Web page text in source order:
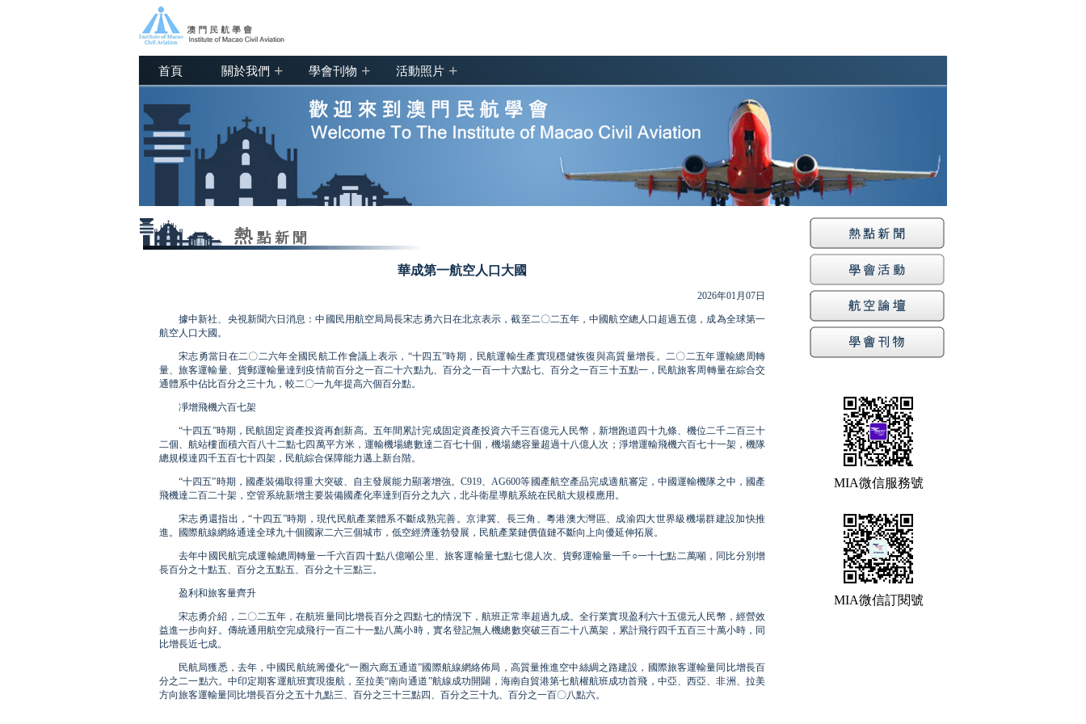
首頁 關於我們 + 學會刊物 + 活動照片 +
華成第一航空人口大國
2026年01月07日
據中新社、央視新聞六日消息：中國民用航空局局長宋志勇六日在北京表示，截至二〇二五年，中國航空總人口超過五億，成為全球第一
航空人口大國。
宋志勇當日在二〇二六年全國民航工作會議上表示，“十四五”時期，民航運輸生產實現穩健恢復與高質量增長。二〇二五年運輸總周轉
量、旅客運輸量、貨郵運輸量達到疫情前百分之一百二十六點九、百分之一百一十六點七、百分之一百三十五點一，民航旅客周轉量在綜合交
通體系中佔比百分之三十九，較二〇一九年提高六個百分點。
凈增飛機六百七架
“十四五”時期，民航固定資產投資再創新高。五年間累計完成固定資產投資六千三百億元人民幣，新增跑道四十九條、機位二千二百三十
二個、航站樓面積六百八十二點七四萬平方米，運輸機場總數達二百七十個，機場總容量超過十八億人次；淨增運輸飛機六百七十一架，機隊
總規模達四千五百七十四架，民航綜合保障能力邁上新台階。
“十四五”時期，國產裝備取得重大突破、自主發展能力顯著增強。C919、AG600等國產航空產品完成適航審定，中國運輸機隊之中，國產
飛機達二百二十架，空管系統新增主要裝備國產化率達到百分之九六，北斗衛星導航系統在民航大規模應用。
宋志勇還指出，“十四五”時期，現代民航產業體系不斷成熟完善。京津冀、長三角、粵港澳大灣區、成渝四大世界級機場群建設加快推
進。國際航線網絡通達全球九十個國家二六三個城市，低空經濟蓬勃發展，民航產業鏈價值鏈不斷向上向優延伸拓展。
去年中國民航完成運輸總周轉量一千六百四十點八億噸公里、旅客運輸量七點七億人次、貨郵運輸量一千○一十七點二萬噸，同比分別增
長百分之十點五、百分之五點五、百分之十三點三。
盈利和旅客量齊升
宋志勇介紹，二〇二五年，在航班量同比增長百分之四點七的情況下，航班正常率超過九成。全行業實現盈利六十五億元人民幣，經營效
益進一步向好。傳統通用航空完成飛行一百二十一點八萬小時，實名登記無人機總數突破三百二十八萬架，累計飛行四千五百三十萬小時，同
比增長近七成。
民航局獲悉，去年，中國民航統籌優化“一圈六廊五通道”國際航線網絡佈局，高質量推進空中絲綢之路建設，國際旅客運輸量同比增長百
分之二一點六。中印定期客運航班實現復航，至拉美“南向通道”航線成功開闢，海南自貿港第七航權航班成功首飛，中亞、西亞、非洲、拉美
方向旅客運輸量同比增長百分之五十九點三、百分之三十三點四、百分之三十九、百分之一百〇八點六。
MIA微信服務號
MIA微信訂閱號